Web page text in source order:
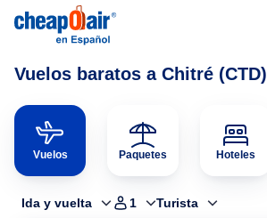
Vuelos baratos a Chitré (CTD)
Vuelos Paquetes Hoteles
Ida y vuelta 1 Turista